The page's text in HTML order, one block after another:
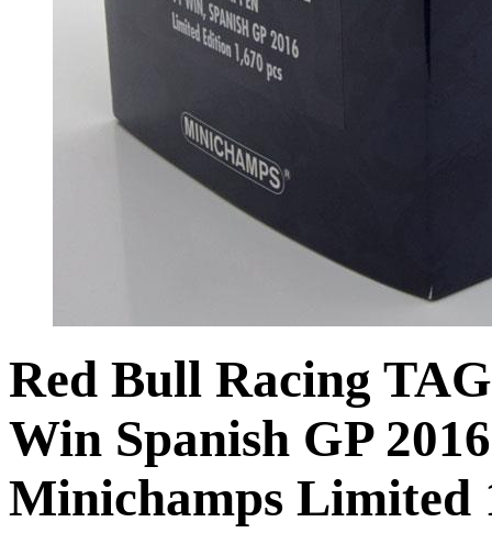
Red Bull Racing
Win Spanish GP
Minichamps Limited